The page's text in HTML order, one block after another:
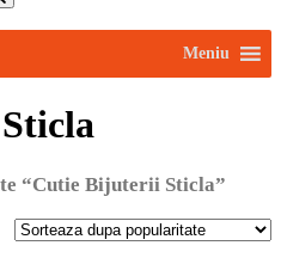
Meniu
“Cutie Bijuterii Sticla”